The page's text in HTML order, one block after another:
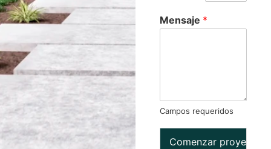
Mensaje *
Campos requeridos
Comenzar proyecto